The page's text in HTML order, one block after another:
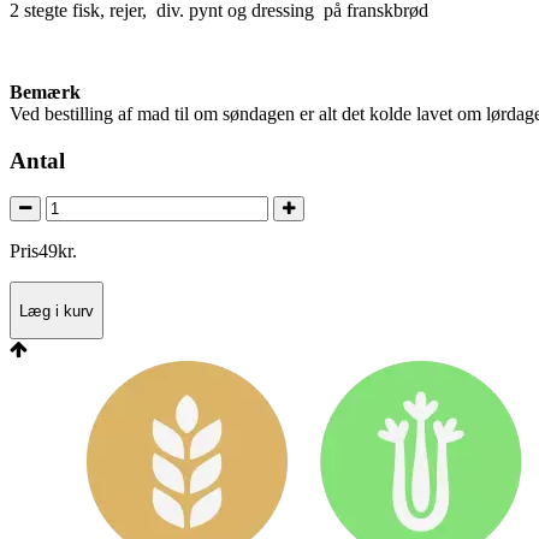
2 stegte fisk, rejer, div. pynt og dressing på franskbrød
Bemærk
Ved bestilling af mad til om søndagen er alt det kolde lavet om
Antal
Pris49kr.
Læg i kurv